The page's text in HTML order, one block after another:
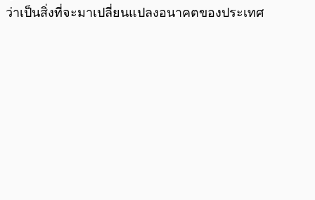
ว่าเป็นสิ่งที่จะมาเปลี่ยนแปลงอนาคตของประเทศ